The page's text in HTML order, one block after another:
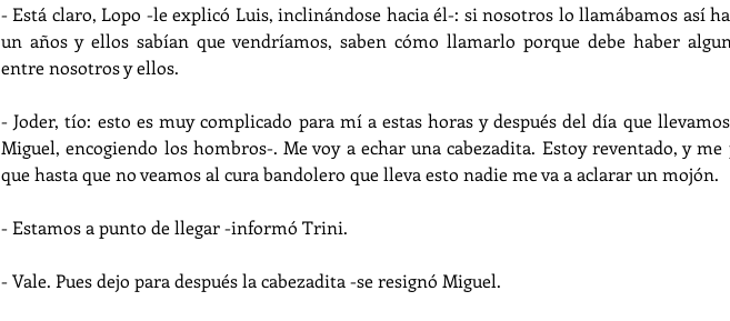
- Está claro, Lopo -le explicó Luis, inclinándose hacia él-: si nosotros lo llamábamos así
un años y ellos sabían que vendríamos, saben cómo llamarlo porque debe haber
entre nosotros y ellos.
- Joder, tío: esto es muy complicado para mí a estas horas y después del día que
Miguel, encogiendo los hombros-. Me voy a echar una cabezadita. Estoy reventado, y me
que hasta que no veamos al cura bandolero que lleva esto nadie me va a aclarar un mojón.
- Estamos a punto de llegar -informó Trini.
- Vale. Pues dejo para después la cabezadita -se resignó Miguel.